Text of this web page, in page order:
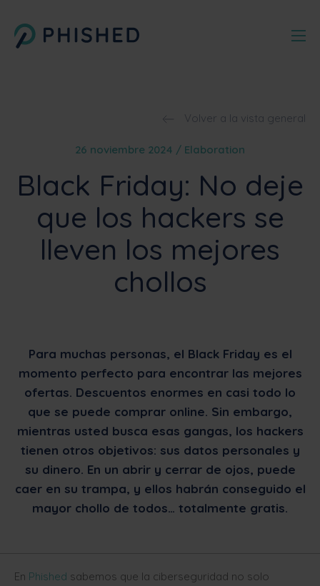
Volver a la vista general
26 noviembre 2024 / Elaboration
Black Friday: No deje
que los hackers se
lleven los mejores
chollos
Para muchas personas, el Black Friday es el
momento perfecto para encontrar las mejores
ofertas. Descuentos enormes en casi todo lo
que se puede comprar online. Sin embargo,
mientras usted busca esas gangas, los hackers
tienen otros objetivos: sus datos personales y
su dinero. En un abrir y cerrar de ojos, puede
caer en su trampa, y ellos habrán conseguido el
mayor chollo de todos… totalmente gratis.
En Phished sabemos que la ciberseguridad no solo